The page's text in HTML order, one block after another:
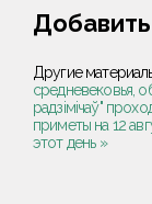
Другие
средневековья,
радзімічаў"
приметы на 12
этот день »